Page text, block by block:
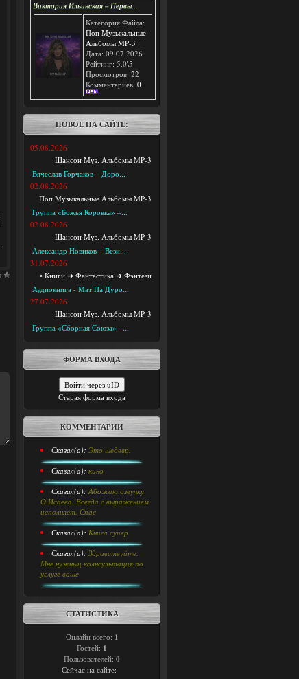
Виктория Ильинская – Первы...
Категория Файла:
Поп Музыкальные
Альбомы MP-3
Дата: 09.07.2026
Рейтинг: 5.0\5
Просмотров: 22
Комментариев: 0
НОВОЕ НА САЙТЕ:
05.08.2026
Шансон Муз. Альбомы MP-3
Вячеслав Горчаков – Доро...
02.08.2026
Поп Музыкальные Альбомы MP-3
Группа «Божья Коровка» –...
02.08.2026
Шансон Муз. Альбомы MP-3
Александр Новиков – Вези...
31.07.2026
• Книги ➔ Фантастика ➔ Фэнтези
Аудиокнига - Мат На Дуро...
27.07.2026
Шансон Муз. Альбомы MP-3
Группа «Сборная Союза» –...
ФОРМА ВХОДА
Войти через uID
Старая форма входа
КОММЕНТАРИИ
Сказал(а): Это шедевр.
Сказал(а): кино
Сказал(а): Абожаю озвучку
О.Исаева. Всегда с выражением
исполняет. Спас
Сказал(а): Книга супер
Сказал(а): Здравствуйте.
Мне нужныц колнсультация по
услуге ваше
СТАТИСТИКА
Онлайн всего: 1
Гостей: 1
Пользователей: 0
Сейчас на сайте: